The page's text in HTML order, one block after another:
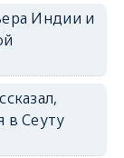
Индии и
в Сеуту